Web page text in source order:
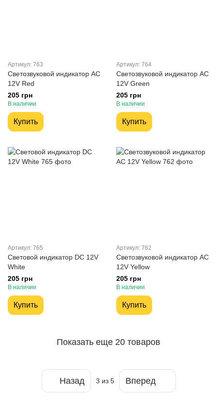
Артикул: 763
Светозвуковой индикатор AC
12V Red
205 грн
В наличии
Купить
Артикул: 764
Светозвуковой индикатор AC
12V Green
205 грн
В наличии
Купить
Артикул: 765
Световой индикатор DС 12V
White
205 грн
В наличии
Купить
Артикул: 762
Светозвуковой индикатор AC
12V Yellow
205 грн
В наличии
Купить
Показать еще 20 товаров
Назад 3 из 5 Вперед